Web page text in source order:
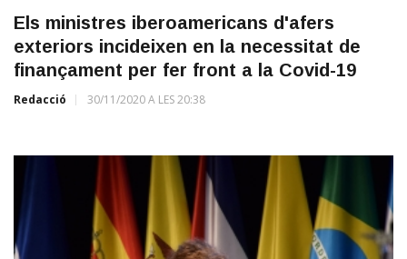
Els ministres iberoamericans d'afers
exteriors incideixen en la necessitat de
finançament per fer front a la Covid-19
Redacció 30/11/2020 A LES 20:38